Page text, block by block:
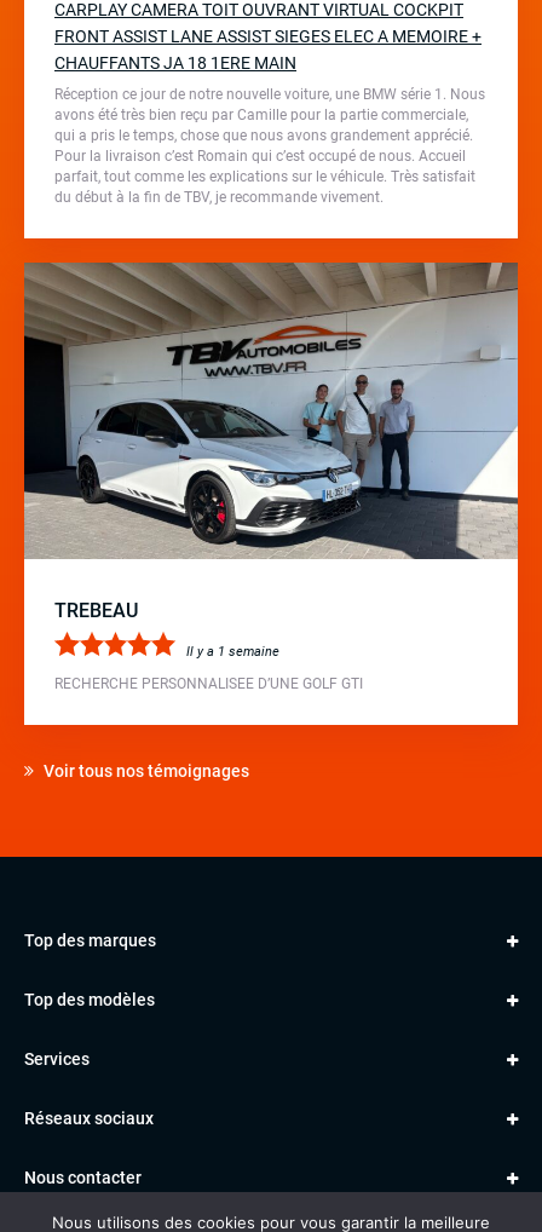
CARPLAY CAMERA TOIT OUVRANT VIRTUAL COCKPIT
FRONT ASSIST LANE ASSIST SIEGES ELEC A MEMOIRE +
CHAUFFANTS JA 18 1ERE MAIN
Réception ce jour de notre nouvelle voiture, une BMW série 1. Nous
avons été très bien reçu par Camille pour la partie commerciale,
qui a pris le temps, chose que nous avons grandement apprécié.
Pour la livraison c’est Romain qui c’est occupé de nous. Accueil
parfait, tout comme les explications sur le véhicule. Très satisfait
du début à la fin de TBV, je recommande vivement.
TREBEAU
Il y a 1 semaine
RECHERCHE PERSONNALISEE D’UNE GOLF GTI
Voir tous nos témoignages
Top des marques
VOLKSWAGEN
BMW
Top des modèles
Classe A
A3
Services
Le garage TBV
Location TBV
Réseaux sociaux
Nous contacter
Nous utilisons des cookies pour vous garantir la meilleure